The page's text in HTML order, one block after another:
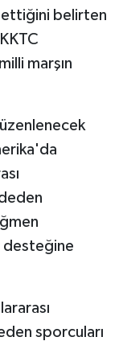
belirten
marşın
desteğine
sporcuları